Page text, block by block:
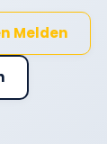
Melden